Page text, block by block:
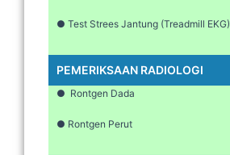
● Test Strees Jantung (Treadmill EKG)
PEMERIKSAAN RADIOLOGI
● Rontgen Dada
● Rontgen Perut